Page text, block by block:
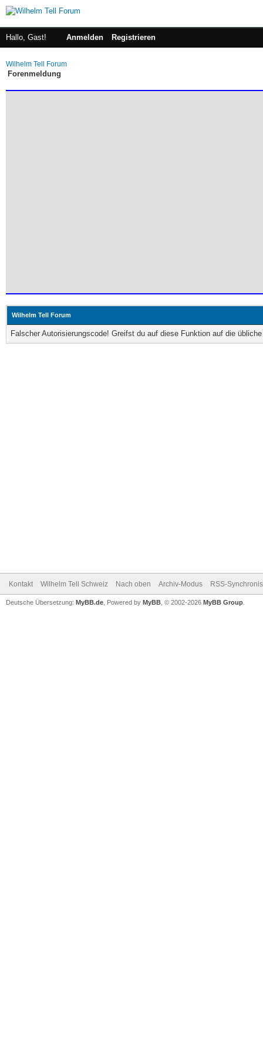
Hallo, Gast! Anmelden Registrieren
Wilhelm Tell Forum
Forenmeldung
Wilhelm Tell Forum
Falscher Autorisierungscode! Greifst du auf diese Funktion auf die
Kontakt Wilhelm Tell Schweiz Nach oben Archiv-Modus RSS-
Deutsche Übersetzung: MyBB.de , Powered by MyBB , © 2002-2026 MyBB Group